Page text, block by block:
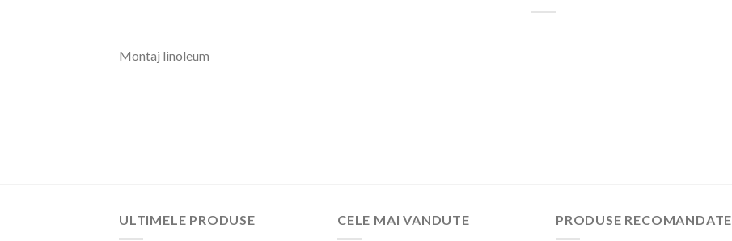
Montaj linoleum
ULTIMELE PRODUSE CELE MAI VANDUTE PRODUSE RECOMANDATE